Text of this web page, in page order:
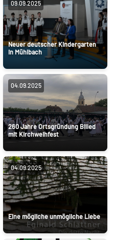
09.09.2025
Neuer deutscher Kindergarten
in Mühlbach
04.09.2025
260 Jahre Ortsgründung Billed
mit Kirchweihfest
04.09.2025
Eine mögliche unmögliche Liebe